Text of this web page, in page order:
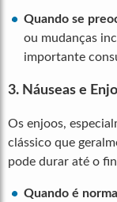
Quando se
ou mudanças
importante
3. Náuseas e
Os enjoos,
clássico que
pode durar até o
Quando é